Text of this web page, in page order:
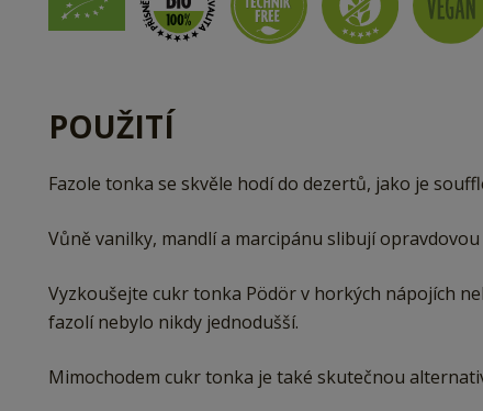
POUŽITÍ
Fazole tonka se skvěle hodí do dezertů, jako je
Vůně vanilky, mandlí a marcipánu slibují
Vyzkoušejte cukr tonka Pödör v horkých nápojích
fazolí nebylo nikdy jednodušší.
Mimochodem cukr tonka je také skutečnou